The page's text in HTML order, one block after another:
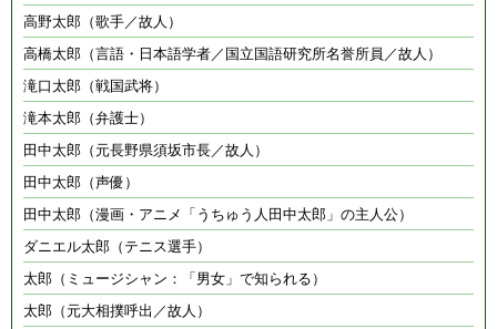
高野太郎（歌手／故人）
高橋太郎（言語・日本語学者／国立国語研究所名誉所員／故人）
滝口太郎（戦国武将）
滝本太郎（弁護士）
田中太郎（元長野県須坂市長／故人）
田中太郎（声優）
田中太郎（漫画・アニメ「うちゅう人田中太郎」の主人公）
ダニエル太郎（テニス選手）
太郎（ミュージシャン：「男女」で知られる）
太郎（元大相撲呼出／故人）